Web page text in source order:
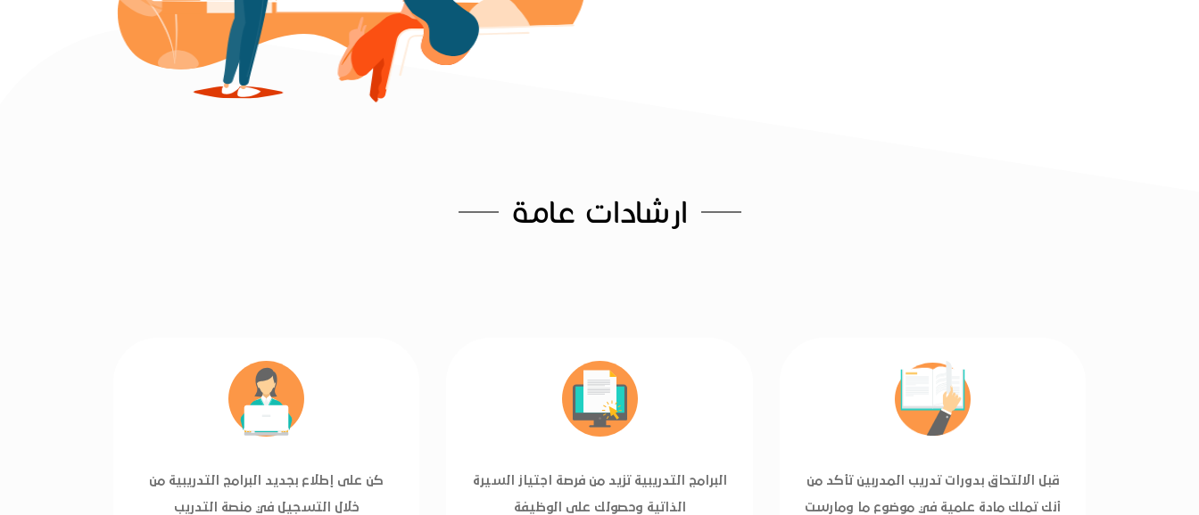
ارشادات عامة
قبل الالتحاق بدورات تدريب المدربين تأكد من
أنك تملك مادة علمية في موضوع ما ومارست
البرامج التدريبية تزيد من فرصة اجتياز السيرة
الذاتية وحصولك على الوظيفة
كن على إطلاع بجديد البرامج التدريبية من
خلال التسجيل في منصة التدريب